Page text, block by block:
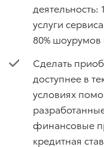
услуги
80% шоурумов
Сделать
доступнее в
условиях
финансовые
кредитная